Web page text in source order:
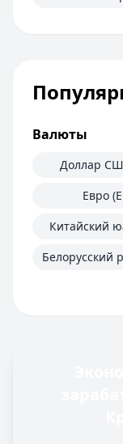
Валюты
Доллар
Евро
Китайский
Белорусский